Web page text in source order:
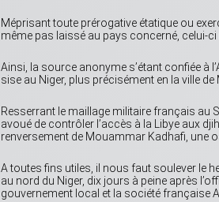
Méprisant toute prérogative étatique ou
même pas laissé au pays concerné, celui-ci
Ainsi, la source anonyme s’étant confiée à
sise au Niger, plus précisément en la ville
Resserrant le maillage militaire français au
avoué de contrôler l’accès à la Libye aux
renversement de Mouammar Kadhafi, une
A toutes fins utiles, il nous faut soulever le
au nord du Niger, dix jours à peine après
gouvernement local et la société française